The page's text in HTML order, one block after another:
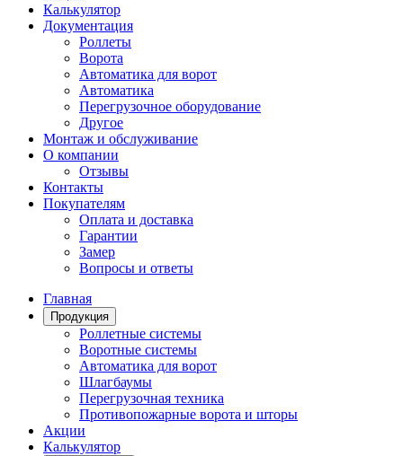
Калькулятор
Документация
Роллеты
Ворота
Автоматика для ворот
Автоматика
Перегрузочное оборудование
Другое
Монтаж и обслуживание
О компании
Отзывы
Контакты
Покупателям
Оплата и доставка
Гарантии
Замер
Вопросы и ответы
Главная
Продукция
Роллетные системы
Воротные системы
Автоматика для ворот
Шлагбаумы
Перегрузочная техника
Противопожарные ворота и шторы
Акции
Калькулятор